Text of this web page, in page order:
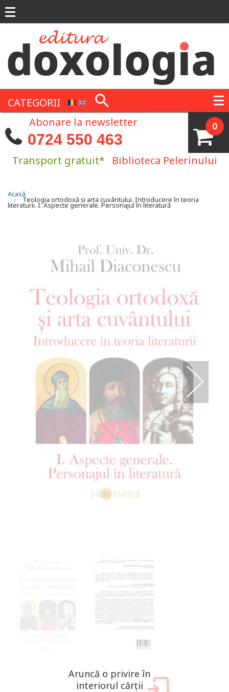
CATEGORII
0
Abonare la newsletter
0724 550 463
Transport gratuit* Biblioteca Pelerinului
Eşti aici
Acasă
Teologia ortodoxă și arta cuvântului. Introducere în teoria
literaturii. I. Aspecte generale. Personajul în literatură
Aruncă o privire în
interiorul cărții